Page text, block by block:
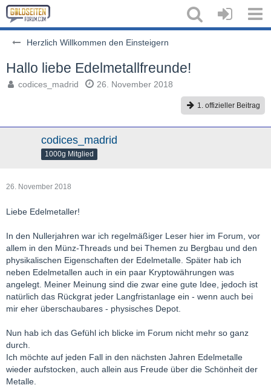
Herzlich Willkommen den Einsteigern
Hallo liebe Edelmetallfreunde!
codices_madrid 26. November 2018
1. offizieller Beitrag
codices_madrid
1000g Mitglied
26. November 2018
Liebe Edelmetaller!
In den Nullerjahren war ich regelmäßiger Leser hier im Forum, vor
allem in den Münz-Threads und bei Themen zu Bergbau und den
physikalischen Eigenschaften der Edelmetalle. Später hab ich
neben Edelmetallen auch in ein paar Kryptowährungen was
angelegt. Meiner Meinung sind die zwar eine gute Idee, jedoch ist
natürlich das Rückgrat jeder Langfristanlage ein - wenn auch bei
mir eher überschaubares - physisches Depot.
Nun hab ich das Gefühl ich blicke im Forum nicht mehr so ganz
durch.
Ich möchte auf jeden Fall in den nächsten Jahren Edelmetalle
wieder aufstocken, auch allein aus Freude über die Schönheit der
Metalle.